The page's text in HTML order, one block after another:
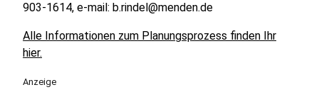
903-1614, e-mail: b.rindel@menden.de
Alle Informationen zum Planungsprozess finden Ihr
hier.
Anzeige